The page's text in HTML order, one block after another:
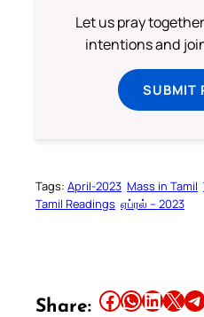
Let us pray
intentions and
SUBMIT
Tags: April-2023 Mass in Tamil
Tamil Readings ஏப்ரல் – 2023
Share: Share this article on Facebook Share this article on WhatsApp Share this article on LinkedIn Share this article on X Share this article on Telegram